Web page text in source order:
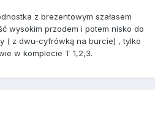
z brezentowym szałasem
wysokim przodem i potem nisko do
( z dwu-cyfrówką na burcie) , tylko
w komplecie T 1,2,3.